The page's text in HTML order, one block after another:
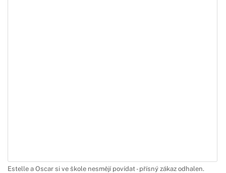
Estelle a Oscar si ve škole nesmějí povídat - přísný zákaz odhalen.